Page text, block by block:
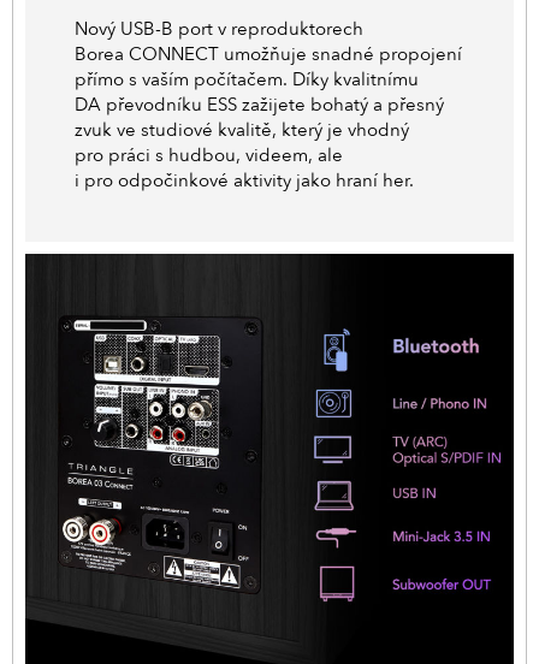
Nový USB-B port v reproduktorech
Borea CONNECT umožňuje snadné propojení
přímo s vaším počítačem. Díky kvalitnímu
DA převodníku ESS zažijete bohatý a přesný
zvuk ve studiové kvalitě, který je vhodný
pro práci s hudbou, videem, ale
i pro odpočinkové aktivity jako hraní her.